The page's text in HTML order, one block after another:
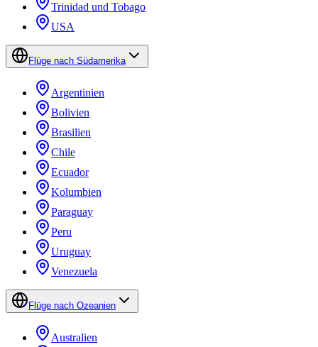
Trinidad und Tobago
USA
Flüge nach Südamerika
Argentinien
Bolivien
Brasilien
Chile
Ecuador
Kolumbien
Paraguay
Peru
Uruguay
Venezuela
Flüge nach Ozeanien
Australien